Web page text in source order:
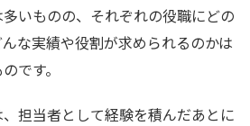
いものの、それぞれの役職にどの
な実績や役割が求められるのかは
です。
担当者として経験を積んだあとに